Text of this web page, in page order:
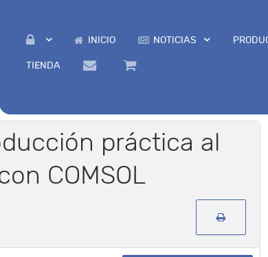
INICIO NOTICIAS
TIENDA
práctica al
COMSOL